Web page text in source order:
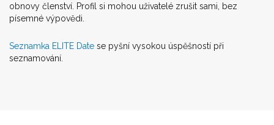
obnovy členství. Profil si mohou uživatelé zrušit sami, bez
písemné výpovědi.
Seznamka ELITE Date se pyšní vysokou úspěšností při
seznamování.